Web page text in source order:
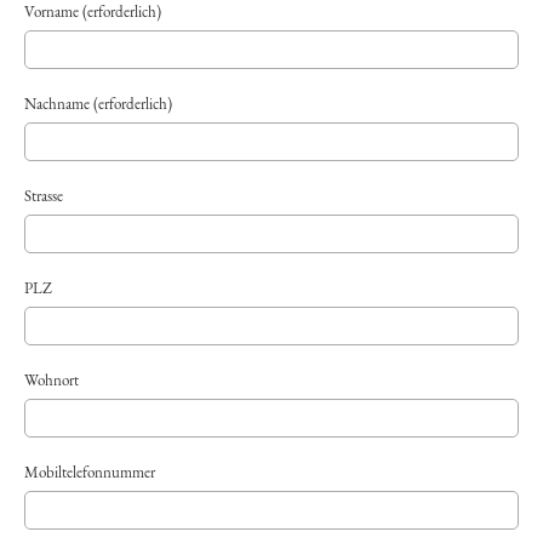
Vorname (erforderlich)
Nachname (erforderlich)
Strasse
PLZ
Wohnort
Mobiltelefonnummer